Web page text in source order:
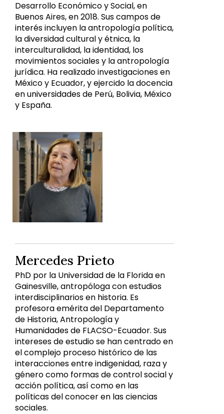
Desarrollo Económico y Social, en
Buenos Aires, en 2018. Sus campos de
interés incluyen la antropología política,
la diversidad cultural y étnica, la
interculturalidad, la identidad, los
movimientos sociales y la antropología
jurídica. Ha realizado investigaciones en
México y Ecuador, y ejercido la docencia
en universidades de Perú, Bolivia, México
y España.
Mercedes Prieto
PhD por la Universidad de la Florida en
Gainesville, antropóloga con estudios
interdisciplinarios en historia. Es
profesora emérita del Departamento
de Historia, Antropología y
Humanidades de FLACSO-Ecuador. Sus
intereses de estudio se han centrado en
el complejo proceso histórico de las
interacciones entre indigenidad, raza y
género como formas de control social y
acción política, así como en las
políticas del conocer en las ciencias
sociales.